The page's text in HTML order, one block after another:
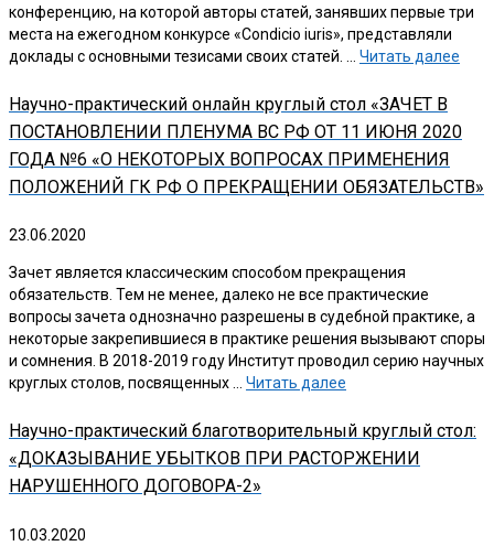
конференцию, на которой авторы статей, занявших первые три
места на ежегодном конкурсе «Condicio iuris», представляли
доклады с основными тезисами своих статей. … Читать далее
Научно-практический онлайн круглый стол «ЗАЧЕТ В
ПОСТАНОВЛЕНИИ ПЛЕНУМА ВС РФ ОТ 11 ИЮНЯ 2020
ГОДА №6 «О НЕКОТОРЫХ ВОПРОСАХ ПРИМЕНЕНИЯ
ПОЛОЖЕНИЙ ГК РФ О ПРЕКРАЩЕНИИ ОБЯЗАТЕЛЬСТВ»
23.06.2020
Зачет является классическим способом прекращения
обязательств. Тем не менее, далеко не все практические
вопросы зачета однозначно разрешены в судебной практике, а
некоторые закрепившиеся в практике решения вызывают споры
и сомнения. В 2018-2019 году Институт проводил серию научных
круглых столов, посвященных … Читать далее
Научно-практический благотворительный круглый стол:
«ДОКАЗЫВАНИЕ УБЫТКОВ ПРИ РАСТОРЖЕНИИ
НАРУШЕННОГО ДОГОВОРА-2»
10.03.2020